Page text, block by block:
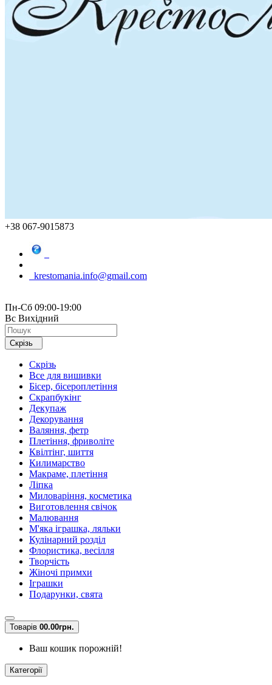
+38 067-9015873
krestomania.info@gmail.com
Пн-Сб 09:00-19:00
Вс Вихідний
Скрізь
Скрізь
Все для вишивки
Бісер, бісероплетіння
Скрапбукінг
Декупаж
Декорування
Валяння, фетр
Плетіння, фриволіте
Квілтінг, шиття
Килимарство
Макраме, плетіння
Ліпка
Миловаріння, косметика
Виготовлення свічок
Малювання
М'яка іграшка, ляльки
Кулінарний розділ
Флористика, весілля
Творчість
Жіночі примхи
Іграшки
Подарунки, свята
Товарів 00.00грн.
Ваш кошик порожній!
Категорії